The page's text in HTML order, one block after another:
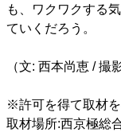
も、ワクワクする
ていくだろう。
（文: 西本尚恵 / 撮
※許可を得て取材
取材場所:西京極総